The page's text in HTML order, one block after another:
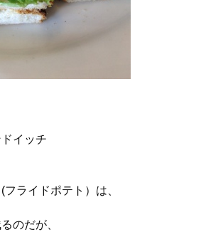
イッチ
ライドポテト）は、
のだが、